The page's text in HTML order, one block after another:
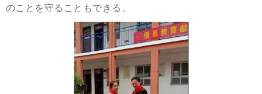
のことを守ることもできる。